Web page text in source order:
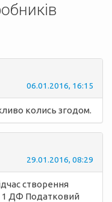
06.01.2016, 16:15
колись згодом.
29.01.2016, 08:29
створення
1 ДФ Податковий